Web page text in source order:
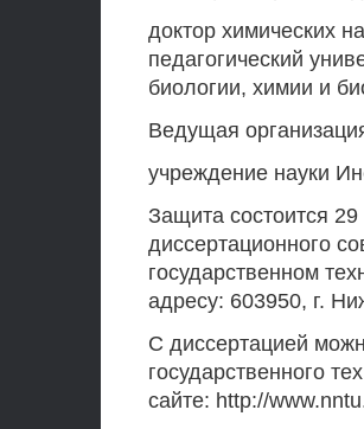
доктор химических
педагогический
биологии, химии и
Ведущая
учреждение науки
Защита состоится
диссертационного
государственном
адресу: 603950, г.
С диссертацией
государственного
сайте: http://